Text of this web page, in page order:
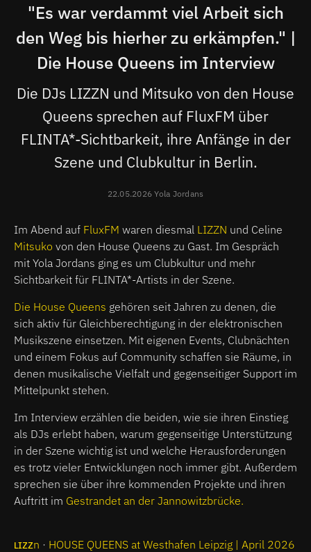
"Es war verdammt viel Arbeit sich
den Weg bis hierher zu erkämpfen." |
Die House Queens im Interview
Die DJs LIZZN und Mitsuko von den House
Queens sprechen auf FluxFM über
FLINTA*-Sichtbarkeit, ihre Anfänge in der
Szene und Clubkultur in Berlin.
22.05.2026 Yola Jordans
Im Abend auf FluxFM waren diesmal LIZZN und Celine
Mitsuko von den House Queens zu Gast. Im Gespräch
mit Yola Jordans ging es um Clubkultur und mehr
Sichtbarkeit für FLINTA*-Artists in der Szene.
Die House Queens gehören seit Jahren zu denen, die
sich aktiv für Gleichberechtigung in der elektronischen
Musikszene einsetzen. Mit eigenen Events, Clubnächten
und einem Fokus auf Community schaffen sie Räume, in
denen musikalische Vielfalt und gegenseitiger Support im
Mittelpunkt stehen.
Im Interview erzählen die beiden, wie sie ihren Einstieg
als DJs erlebt haben, warum gegenseitige Unterstützung
in der Szene wichtig ist und welche Herausforderungen
es trotz vieler Entwicklungen noch immer gibt. Außerdem
sprechen sie über ihre kommenden Projekte und ihren
Auftritt im Gestrandet an der Jannowitzbrücke.
ʟɪᴢᴢn · HOUSE QUEENS at Westhafen Leipzig | April 2026